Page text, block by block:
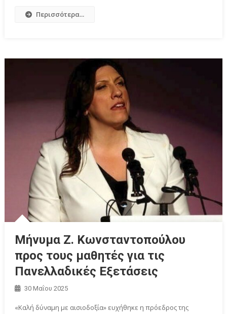
Περισσότερα...
Μήνυμα Ζ. Κωνσταντοπούλου
προς τους μαθητές για τις
Πανελλαδικές Εξετάσεις
30 Μαΐου 2025
«Καλή δύναμη με αισιοδοξία» ευχήθηκε η πρόεδρος της